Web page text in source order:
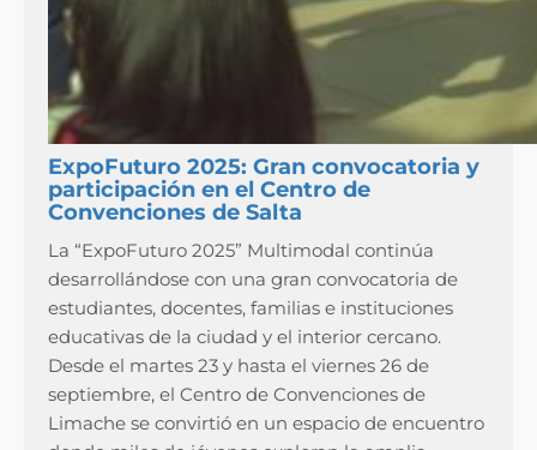
ExpoFuturo 2025: Gran convocatoria y
participación en el Centro de
Convenciones de Salta
La “ExpoFuturo 2025” Multimodal continúa
desarrollándose con una gran convocatoria de
estudiantes, docentes, familias e instituciones
educativas de la ciudad y el interior cercano.
Desde el martes 23 y hasta el viernes 26 de
septiembre, el Centro de Convenciones de
Limache se convirtió en un espacio de encuentro